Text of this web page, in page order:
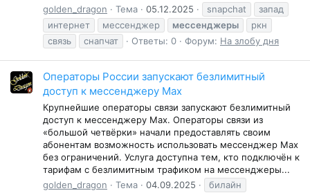
golden_dragon
Тема 05.12.2025 snapchat
запад
интернет
мессенджер мессенджеры
ркн
связь
снапчат Ответы: 0 Форум: На злобу дня
Операторы России запускают безлимитный
доступ к мессенджеру Мах
Крупнейшие операторы связи запускают безлимитный
доступ к мессенджеру Мах. Операторы связи из
«большой четвёрки» начали предоставлять своим
абонентам возможность использовать мессенджер Мах
без ограничений. Услуга доступна тем, кто подключён к
тарифам с безлимитным трафиком на мессенджеры...
golden_dragon
Тема 04.09.2025
билайн